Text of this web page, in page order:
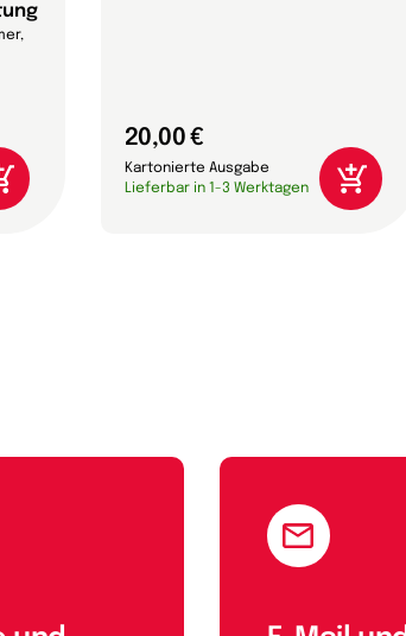
20,00 €
Kartonierte Ausgabe
Lieferbar in 1-3 Werktagen